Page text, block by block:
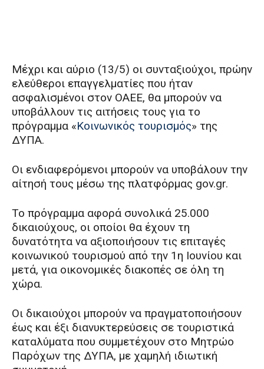
Μέχρι και αύριο (13/5) οι συνταξιούχοι, πρώην
ελεύθεροι επαγγελματίες που ήταν
ασφαλισμένοι στον ΟΑΕΕ, θα μπορούν να
υποβάλλουν τις αιτήσεις τους για το
πρόγραμμα «Κοινωνικός τουρισμός» της
ΔΥΠΑ.
Οι ενδιαφερόμενοι μπορούν να υποβάλουν την
αίτησή τους μέσω της πλατφόρμας gov.gr.
Το πρόγραμμα αφορά συνολικά 25.000
δικαιούχους, οι οποίοι θα έχουν τη
δυνατότητα να αξιοποιήσουν τις επιταγές
κοινωνικού τουρισμού από την 1η Ιουνίου και
μετά, για οικονομικές διακοπές σε όλη τη
χώρα.
Οι δικαιούχοι μπορούν να πραγματοποιήσουν
έως και έξι διανυκτερεύσεις σε τουριστικά
καταλύματα που συμμετέχουν στο Μητρώο
Παρόχων της ΔΥΠΑ, με χαμηλή ιδιωτική